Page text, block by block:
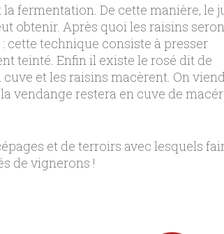
fermentation. De cette manière, le
obtenir. Après quoi les raisins
: cette technique consiste à presser
teinté. Enfin il existe le rosé dit de
et les raisins macèrent. On
vendange restera en cuve de
et de terroirs avec lesquels
de vignerons !